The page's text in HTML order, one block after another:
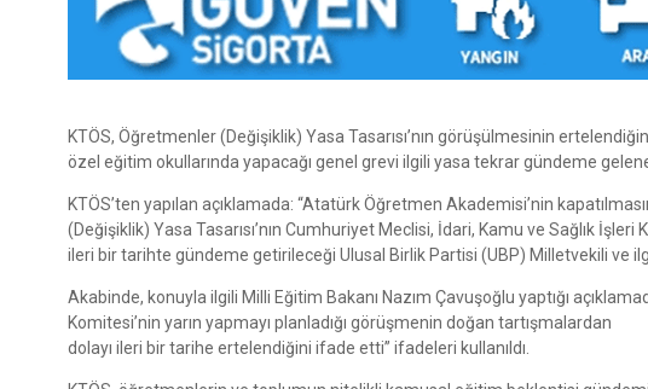
KTÖS, Öğretmenler (Değişiklik) Yasa Tasarısı’nın görüşülmesinin
özel eğitim okullarında yapacağı genel grevi ilgili yasa tekrar gündeme gelene
KTÖS’ten yapılan açıklamada: “Atatürk Öğretmen Akademisi’nin
(Değişiklik) Yasa Tasarısı’nın Cumhuriyet Meclisi, İdari, Kamu ve Sağlık
ileri bir tarihte gündeme getirileceği Ulusal Birlik Partisi (UBP) Milletvekili ve
Akabinde, konuyla ilgili Milli Eğitim Bakanı Nazım Çavuşoğlu yaptığı
Komitesi’nin yarın yapmayı planladığı görüşmenin doğan tartışmalardan
dolayı ileri bir tarihe ertelendiğini ifade etti” ifadeleri kullanıldı.